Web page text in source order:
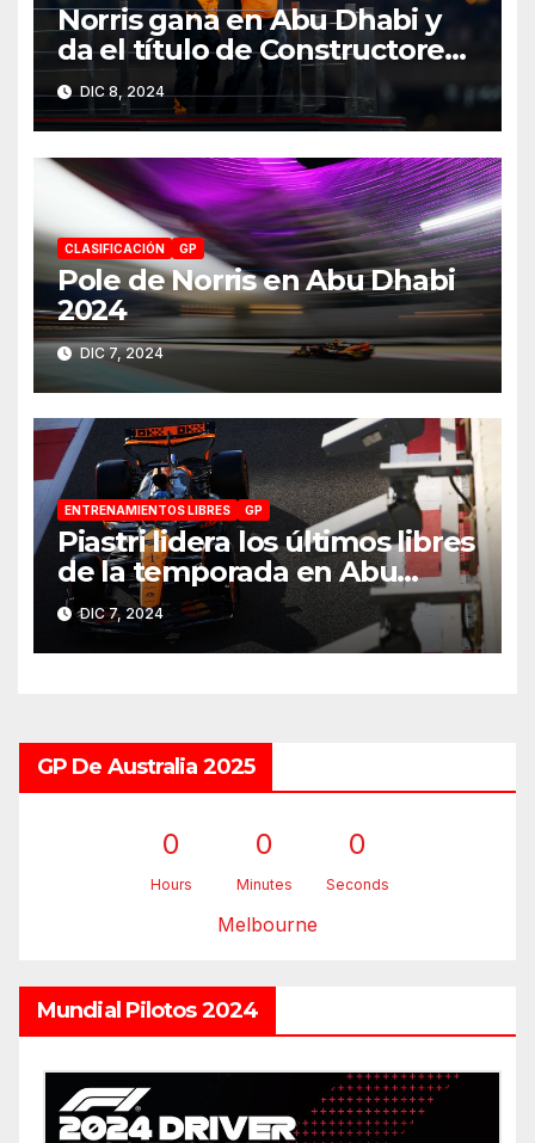
Norris gana en Abu Dhabi y
da el título de Constructores
2024 a McLaren
DIC 8, 2024
CLASIFICACIÓN GP
Pole de Norris en Abu Dhabi
2024
DIC 7, 2024
ENTRENAMIENTOS LIBRES GP
Piastri lidera los últimos libres
de la temporada en Abu
Dhabi 2024
DIC 7, 2024
GP De Australia 2025
0
Hours
0
Minutes
0
Seconds
Melbourne
Mundial Pilotos 2024